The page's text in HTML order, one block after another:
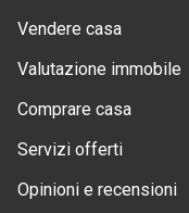
Vendere casa
Valutazione immobile
Comprare casa
Servizi offerti
Opinioni e recensioni